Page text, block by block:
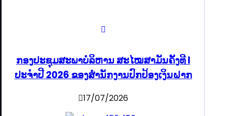
ກອງປະຊຸມສະພາບໍລິຫານ ສະໄໝສາມັນຄັ້ງທີ I
ປະຈຳປີ 2026 ຂອງສຳນັກງານປົກປ້ອງເງິນຝາກ
17/07/2026